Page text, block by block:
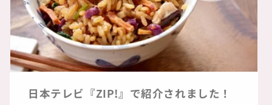
日本テレビ『ZIP!』で紹介されました！